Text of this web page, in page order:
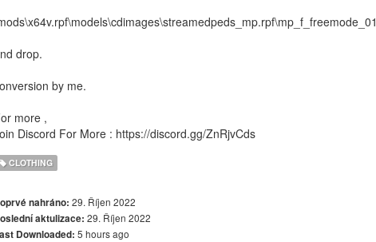
drop.
by me.
more ,
Discord For More : https://discord.gg/ZnRjvCds
CLOTHING
nahráno: 29. Říjen 2022
aktulizace: 29. Říjen 2022
Downloaded: 5 hours ago